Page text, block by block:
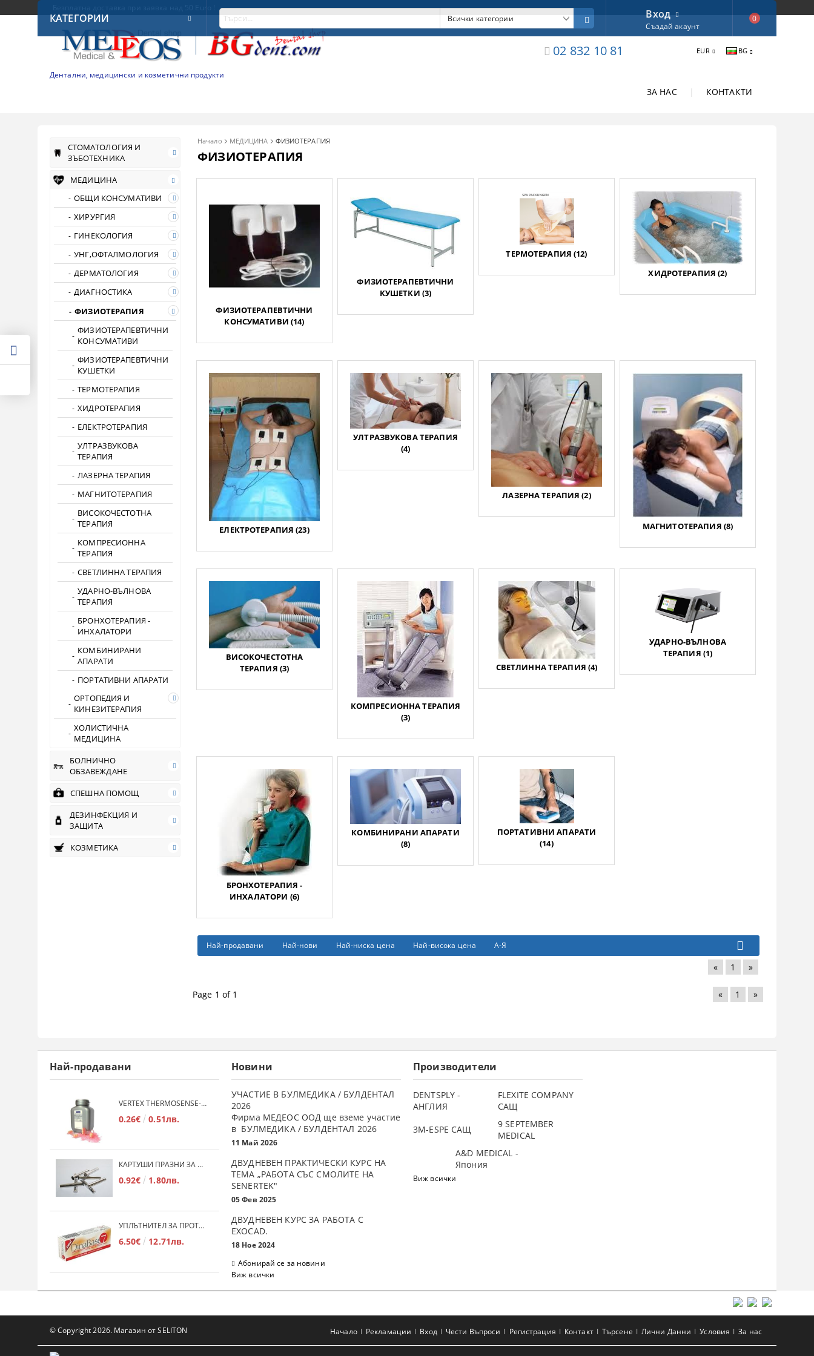
Дентални, медицински и козметични продукти
02 832 10 81 EUR BG
ЗА НАС КОНТАКТИ
КАТЕГОРИИ Вход
Създай акаунт
0
СТОМАТОЛОГИЯ И
ЗЪБОТЕХНИКА
МЕДИЦИНА
ОБЩИ КОНСУМАТИВИ
ХИРУРГИЯ
ГИНЕКОЛОГИЯ
УНГ,ОФТАЛМОЛОГИЯ
ДЕРМАТОЛОГИЯ
ДИАГНОСТИКА
ФИЗИОТЕРАПИЯ
ФИЗИОТЕРАПЕВТИЧНИ
КОНСУМАТИВИ
ФИЗИОТЕРАПЕВТИЧНИ
КУШЕТКИ
ТЕРМОТЕРАПИЯ
ХИДРОТЕРАПИЯ
ЕЛЕКТРОТЕРАПИЯ
УЛТРАЗВУКОВА
ТЕРАПИЯ
ЛАЗЕРНА ТЕРАПИЯ
МАГНИТОТЕРАПИЯ
ВИСОКОЧЕСТОТНА
ТЕРАПИЯ
КОМПРЕСИОННА
ТЕРАПИЯ
СВЕТЛИННА ТЕРАПИЯ
УДАРНО-ВЪЛНОВА
ТЕРАПИЯ
БРОНХОТЕРАПИЯ -
ИНХАЛАТОРИ
КОМБИНИРАНИ
АПАРАТИ
ПОРТАТИВНИ АПАРАТИ
ОРТОПЕДИЯ И
КИНЕЗИТЕРАПИЯ
ХОЛИСТИЧНА
МЕДИЦИНА
БОЛНИЧНО
ОБЗАВЕЖДАНЕ
СПЕШНА ПОМОЩ
ДЕЗИНФЕКЦИЯ И
ЗАЩИТА
КОЗМЕТИКА
Начало МЕДИЦИНА ФИЗИОТЕРАПИЯ
ФИЗИОТЕРАПИЯ
ФИЗИОТЕРАПЕВТИЧНИ
КОНСУМАТИВИ (14)
ФИЗИОТЕРАПЕВТИЧНИ
КУШЕТКИ (3)
ТЕРМОТЕРАПИЯ (12)
ХИДРОТЕРАПИЯ (2)
ЕЛЕКТРОТЕРАПИЯ (23)
УЛТРАЗВУКОВА ТЕРАПИЯ
(4)
ЛАЗЕРНА ТЕРАПИЯ (2)
МАГНИТОТЕРАПИЯ (8)
ВИСОКОЧЕСТОТНА
ТЕРАПИЯ (3)
КОМПРЕСИОННА ТЕРАПИЯ
(3)
СВЕТЛИННА ТЕРАПИЯ (4)
УДАРНО-ВЪЛНОВА
ТЕРАПИЯ (1)
БРОНХОТЕРАПИЯ -
ИНХАЛАТОРИ (6)
КОМБИНИРАНИ АПАРАТИ
(8)
ПОРТАТИВНИ АПАРАТИ
(14)
Най-продавани Най-нови Най-ниска цена Най-висока цена А-Я
« 1 »
Page 1 of 1 « 1 »
Най-продавани
VERTEX THERMOSENSE- ГРАНУЛАТ ЗА МЕКИ ПРОТЕЗИ
0.26€ 0.51лв.
КАРТУШИ ПРАЗНИ ЗА МЕКА ПЛАСТМАСА
0.92€ 1.80лв.
УПЛЪТНИТЕЛ ЗА ПРОТЕЗИ DINABASE 7
6.50€ 12.71лв.
Новини
УЧАСТИЕ В БУЛМЕДИКА / БУЛДЕНТАЛ
2026
Фирма МЕДЕОС ООД ще вземе участие
в БУЛМЕДИКА / БУЛДЕНТАЛ 2026
11 Май 2026
ДВУДНЕВЕН ПРАКТИЧЕСКИ КУРС НА
ТЕМА „РАБОТА СЪС СМОЛИТЕ НА
SENERTEK"
05 Фев 2025
ДВУДНЕВЕН КУРС ЗА РАБОТА С
ЕXOCAD.
18 Ное 2024
Абонирай се за новини
Виж всички
Производители
DENTSPLY -
АНГЛИЯ
FLEXITE COMPANY
САЩ
3М-ESPE САЩ
9 SEPTEMBER
MEDICAL
A&D MEDICAL -
Япония
Виж всички
© Copyright 2026. Магазин от SELITON Начало Рекламации Вход Чести Въпроси Регистрация Контакт Търсене Лични Данни Условия За нас